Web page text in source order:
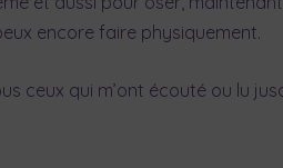
encore faire physiquement.
ceux qui m’ont écouté ou lu